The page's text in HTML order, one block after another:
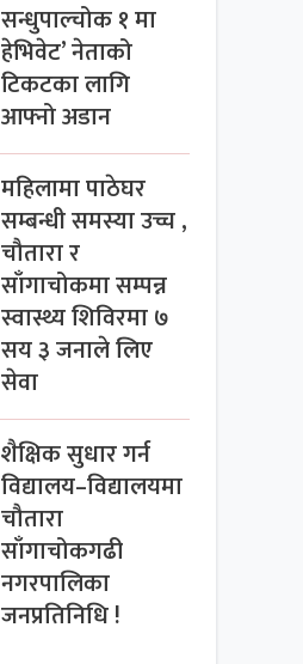
सन्धुपाल्चोक १ मा
हेभिवेट’ नेताको
टिकटका लागि
आफ्नो अडान
महिलामा पाठेघर
सम्बन्धी समस्या उच्च ,
चौतारा र
साँगाचोकमा सम्पन्न
स्वास्थ्य शिविरमा ७
सय ३ जनाले लिए
सेवा
शैक्षिक सुधार गर्न
विद्यालय–विद्यालयमा
चौतारा
साँगाचोकगढी
नगरपालिका
जनप्रतिनिधि !